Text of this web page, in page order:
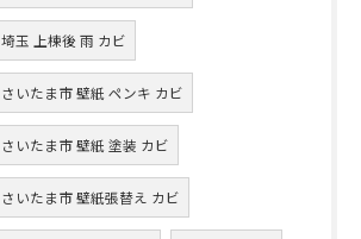
埼玉 上棟後 雨 カビ
さいたま市 壁紙 ペンキ カビ
さいたま市 壁紙 塗装 カビ
さいたま市 壁紙張替え カビ